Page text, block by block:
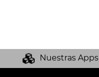
Nuestras Apps